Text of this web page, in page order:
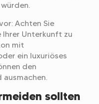
Achten Sie
Unterkunft zu
mit
ein luxuriöses
den
sollten